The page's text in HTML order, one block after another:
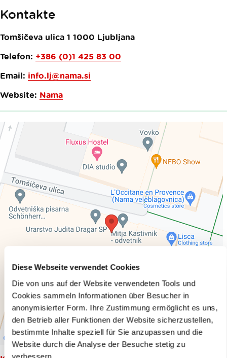
Diese Webseite verwendet Cookies
Die von uns auf der Website verwendeten Tools und
Cookies sammeln Informationen über Besucher in
anonymisierter Form. Ihre Zustimmung ermöglicht es uns,
den Betrieb aller Funktionen der Website sicherzustellen,
bestimmte Inhalte speziell für Sie anzupassen und die
Website durch die Analyse der Besuche stetig zu
verbessern.
Kontakte
Tomšičeva ulica 1 1000 Ljubljana
Telefon: +386 (0)1 425 83 00
Email: info.lj@nama.si
Website: Nama